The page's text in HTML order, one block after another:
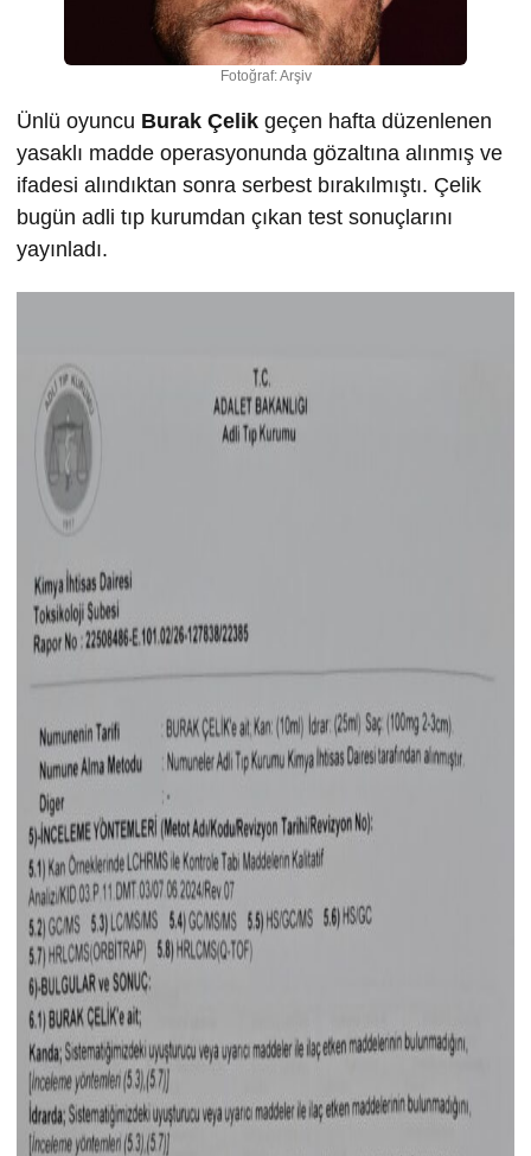
Fotoğraf: Arşiv
Ünlü oyuncu Burak Çelik geçen hafta düzenlenen
yasaklı madde operasyonunda gözaltına alınmış ve
ifadesi alındıktan sonra serbest bırakılmıştı. Çelik
bugün adli tıp kurumdan çıkan test sonuçlarını
yayınladı.